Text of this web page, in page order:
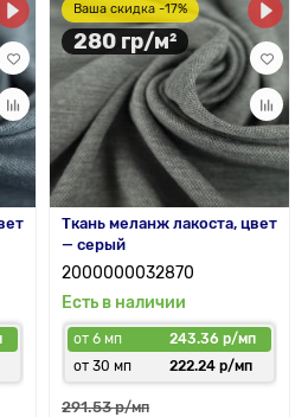
Ваша скидка -17%
280 гр/м²
Ткань меланж лакоста, цвет
— серый
2000000032870
Есть в наличии
от 6 мп
243.36 р/мп
от 30 мп
222.24 р/мп
291.53 р/мп